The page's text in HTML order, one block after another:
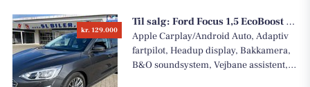
kr. 129.000
Til salg: Ford Focus 1,5 EcoBoost Titanium aut.
Apple Carplay/Android Auto, Adaptiv
fartpilot, Headup display, Bakkamera,
B&O soundsystem, Vejbane assistent,